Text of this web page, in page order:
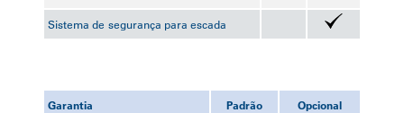
Sistema de segurança para escada
Garantia Padrão Opcional